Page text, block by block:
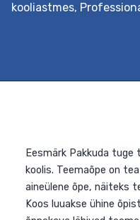
võimalusi. Selleks
nüüdisaegsest
kooliastmes,